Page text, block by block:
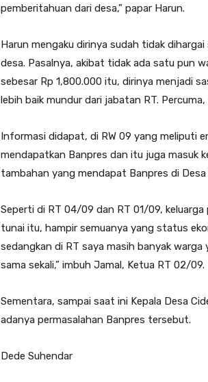
pemberitahuan dari desa,” papar Harun.
Harun mengaku dirinya sudah tidak
desa. Pasalnya, akibat tidak ada satu pun
sebesar Rp 1,800.000 itu, dirinya menjadi
lebih baik mundur dari jabatan RT.
Informasi didapat, di RW 09 yang meliputi
mendapatkan Banpres dan itu juga masuk
tambahan yang mendapat Banpres di
Seperti di RT 04/09 dan RT 01/09,
tunai itu, hampir semuanya yang status
sedangkan di RT saya masih banyak
sama sekali,” imbuh Jamal, Ketua RT 02/09.
Sementara, sampai saat ini Kepala Desa
adanya permasalahan Banpres tersebut.
Dede Suhendar